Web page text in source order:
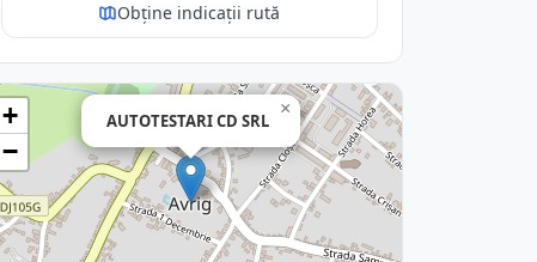
Obține indicații rută
AUTOTESTARI CD SRL
×
+
−